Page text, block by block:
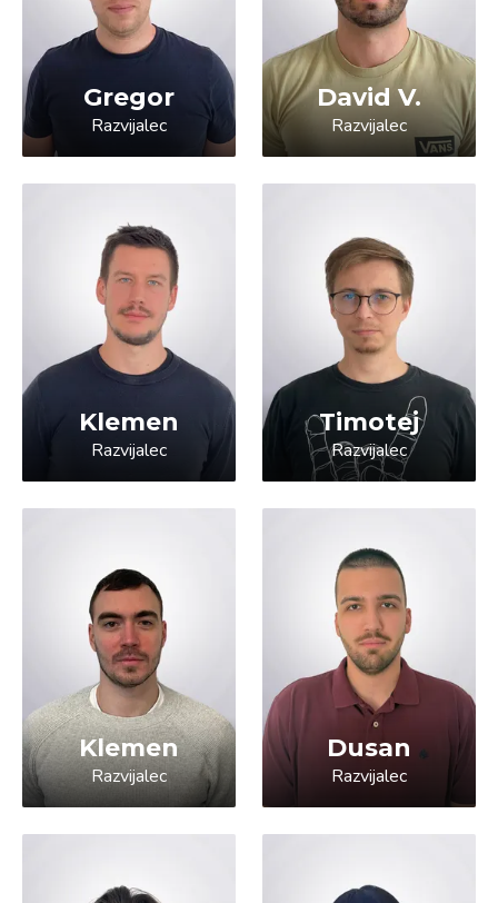
Gregor
Razvijalec
David V.
Razvijalec
Klemen
Razvijalec
Timotej
Razvijalec
Klemen
Razvijalec
Dusan
Razvijalec